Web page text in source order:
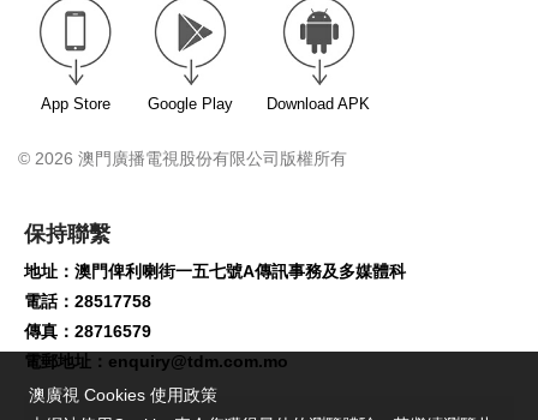
App Store Google Play Download APK
© 2026 澳門廣播電視股份有限公司版權所有
保持聯繫
地址：澳門俾利喇街一五七號A傳訊事務及多媒體科
電話：28517758
傳真：28716579
電郵地址： enquiry@tdm.com.mo
澳廣視 Cookies 使用政策